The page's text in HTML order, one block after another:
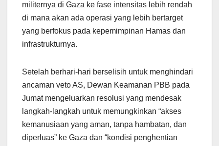
militernya di Gaza ke fase intensitas lebih rendah
di mana akan ada operasi yang lebih bertarget
yang berfokus pada kepemimpinan Hamas dan
infrastrukturnya.
Setelah berhari-hari berselisih untuk menghindari
ancaman veto AS, Dewan Keamanan PBB pada
Jumat mengeluarkan resolusi yang mendesak
langkah-langkah untuk memungkinkan “akses
kemanusiaan yang aman, tanpa hambatan, dan
diperluas” ke Gaza dan “kondisi penghentian